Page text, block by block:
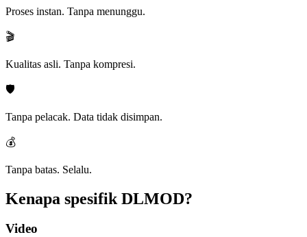
Proses instan. Tanpa menunggu.
🎬
Kualitas asli. Tanpa kompresi.
🛡️
Tanpa pelacak. Data tidak disimpan.
💰
Tanpa batas. Selalu.
Kenapa spesifik DLMOD?
Video